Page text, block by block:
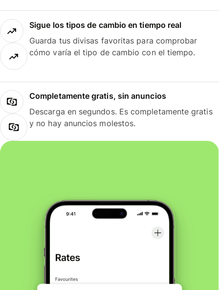
Sigue los tipos de cambio en tiempo real
Guarda tus divisas favoritas para comprobar
cómo varía el tipo de cambio con el tiempo.
Completamente gratis, sin anuncios
Descarga en segundos. Es completamente gratis
y no hay anuncios molestos.